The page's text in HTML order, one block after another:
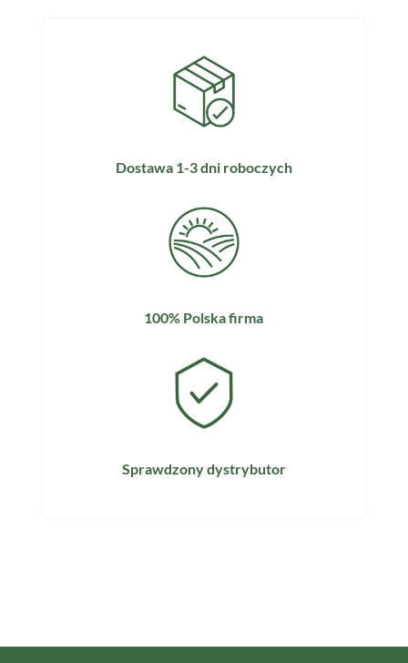
Dostawa 1-3 dni roboczych
100% Polska firma
Sprawdzony dystrybutor